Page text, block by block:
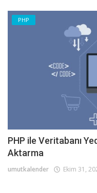
PHP
PHP ile Veritabanı
Aktarma
umutkalender Ekim 31,